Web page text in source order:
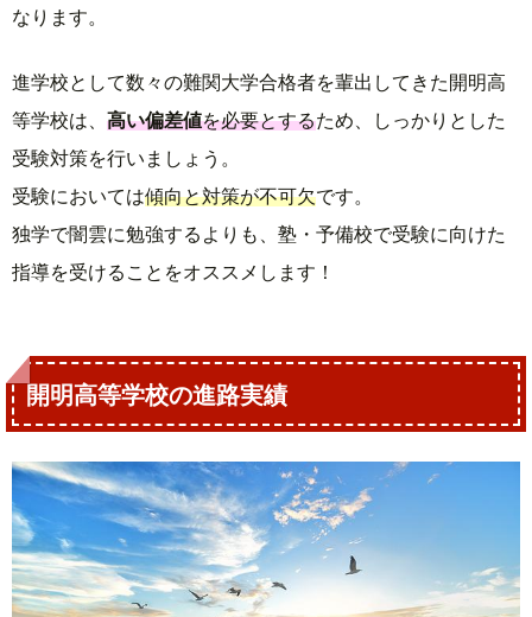
なります。
進学校として数々の難関大学合格者を輩出してきた開明高
等学校は、 高い偏差値を必要とするため、しっかりとした
受験対策を行いましょう。
受験においては傾向と対策が不可欠です。
独学で闇雲に勉強するよりも、塾・予備校で受験に向けた
指導を受けることをオススメします！
開明高等学校の進路実績